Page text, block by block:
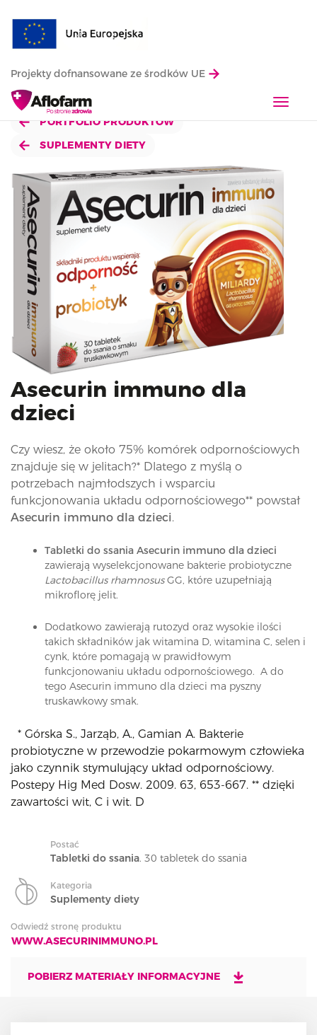
Projekty dofnansowane ze środków UE
T
o
l
a
v
i
g
a
t
i
PORTFOLIO PRODUKTÓW
SUPLEMENTY DIETY
Asecurin immuno dla
dzieci
Czy wiesz, że około 75% komórek odpornościowych
znajduje się w jelitach?* Dlatego z myślą o
potrzebach najmłodszych i wsparciu
funkcjonowania układu odpornościowego** powstał
Asecurin immuno dla dzieci.
Tabletki do ssania Asecurin immuno dla dzieci
zawierają wyselekcjonowane bakterie probiotyczne
Lactobacillus rhamnosusGG, które uzupełniają
mikroflorę jelit.
Dodatkowo zawierają rutozyd oraz wysokie ilości
takich składników jak witamina D, witamina C, selen i
cynk, które pomagają w prawidłowym
funkcjonowaniu układu odpornościowego. A do
tego Asecurin immuno dla dzieci ma pyszny
truskawkowy smak.
* Górska S., Jarząb, A., Gamian A. Bakterie
probiotyczne w przewodzie pokarmowym człowieka
jako czynnik stymulujący układ odpornościowy.
Postepy Hig Med Dosw. 2009. 63, 653-667. ** dzięki
zawartości wit, C i wit. D
Postać
Tabletki do ssania. 30 tabletek do ssania
Kategoria
Suplementy diety
Odwiedź stronę produktu
WWW.ASECURINIMMUNO.PL
POBIERZ MATERIAŁY INFORMACYJNE